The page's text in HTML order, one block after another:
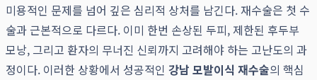
미용적인 문제를 넘어 깊은 심리적 상처를 남긴다. 재수술은 첫 수
술과 근본적으로 다르다. 이미 한번 손상된 두피, 제한된 후두부
모낭, 그리고 환자의 무너진 신뢰까지 고려해야 하는 고난도의 과
정이다. 이러한 상황에서 성공적인 강남 모발이식 재수술의 핵심